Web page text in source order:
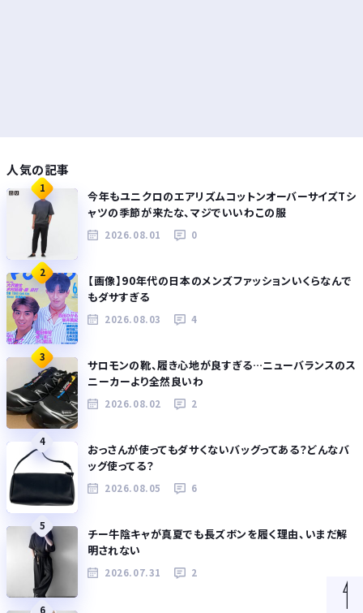
人気の記事
1
今年もユニクロのエアリズムコットンオーバーサイズTシ
ャツの季節が来たな、マジでいいわこの服
2026.08.01 0
2
【画像】90年代の日本のメンズファッションいくらなんで
もダサすぎる
2026.08.03 4
3
サロモンの靴、履き心地が良すぎる…ニューバランスのス
ニーカーより全然良いわ
2026.08.02 2
4
おっさんが使ってもダサくないバッグってある？どんなバ
ッグ使ってる？
2026.08.05 6
5
チー牛陰キャが真夏でも長ズボンを履く理由、いまだ解
明されない
2026.07.31 2
6